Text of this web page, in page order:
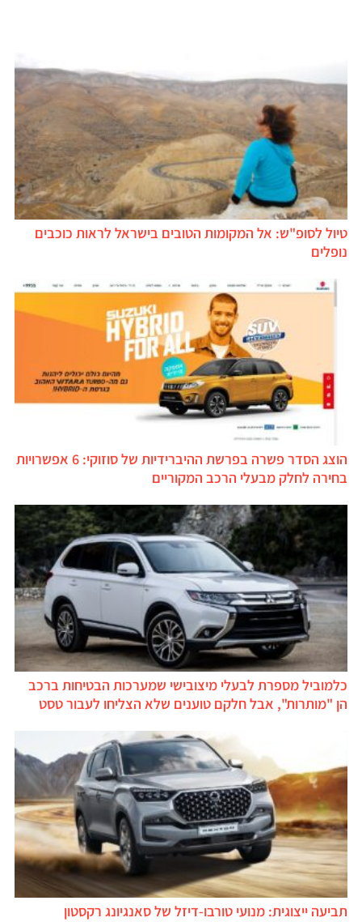
טיול לסופ"ש: אל המקומות הטובים בישראל לראות כוכבים
נופלים
הוצג הסדר פשרה בפרשת ההיברידיות של סוזוקי: 6 אפשרויות
בחירה לחלק מבעלי הרכב המקוריים
כלמוביל מספרת לבעלי מיצובישי שמערכות הבטיחות ברכב
הן "מותרות", אבל חלקם טוענים שלא הצליחו לעבור טסט
תביעה ייצוגית: מנועי טורבו-דיזל של סאנגיונג רקסטון